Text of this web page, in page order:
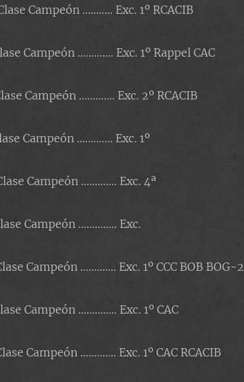
Campeón ........... Exc. 1º RCACIB
Campeón ............. Exc. 1º Rappel CAC
Campeón ............. Exc. 2º RCACIB
Campeón ............. Exc. 1º
Campeón ............. Exc. 4ª
Campeón .............. Exc.
Campeón ............. Exc. 1º CCC BOB BOG-2
Campeón .............. Exc. 1º CAC
Campeón ............. Exc. 1º CAC RCACIB